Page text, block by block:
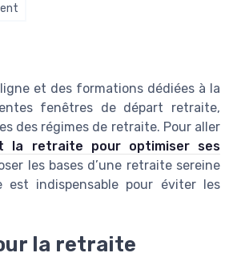
et des formations dédiées à la
fenêtres de départ retraite,
des régimes de retraite. Pour aller
la retraite pour optimiser ses
les bases d’une retraite sereine
indispensable pour éviter les
la retraite